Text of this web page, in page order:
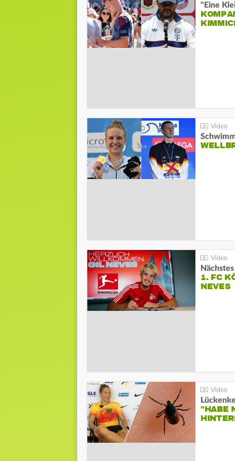
"Eine
1. FC
NEVES
"HABE